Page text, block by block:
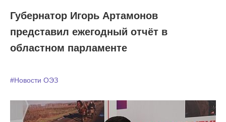
Губернатор Игорь Артамонов
представил ежегодный отчёт в
областном парламенте
#Новости ОЭЗ